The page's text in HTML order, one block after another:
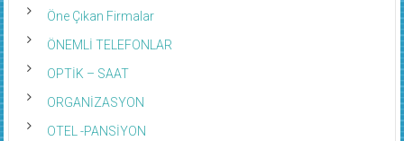
Öne Çıkan Firmalar
ÖNEMLİ TELEFONLAR
OPTİK – SAAT
ORGANİZASYON
OTEL -PANSİYON